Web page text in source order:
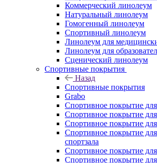
Коммерческий линолеум
Натуральный линолеум
Гомогенный линолеум
Спортивный линолеум
Линолеум для
Линолеум для
Сценический линолеум
Спортивные покрытия
Назад
Спортивные покрытия
Grabo
Спортивное покрытие для
Спортивное покрытие
Спортивное покрытие
Спортивное покрытие
спортзала
Спортивное покрытие
Спортивное покрытие для